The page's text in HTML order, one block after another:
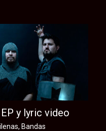
y lyric video
, Bandas